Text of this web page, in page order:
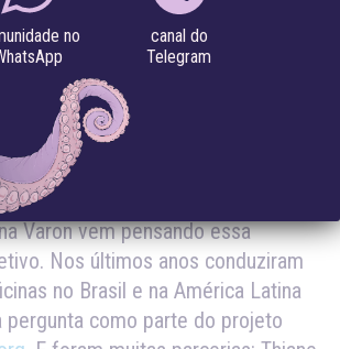
questão feminista?”, foi a
para algumas de nossas
Latina, já trazendo inspiração
Varon vem pensando essa
Nos últimos anos conduziram
no Brasil e na América Latina
pergunta como parte do projeto
no
canal do
Telegram